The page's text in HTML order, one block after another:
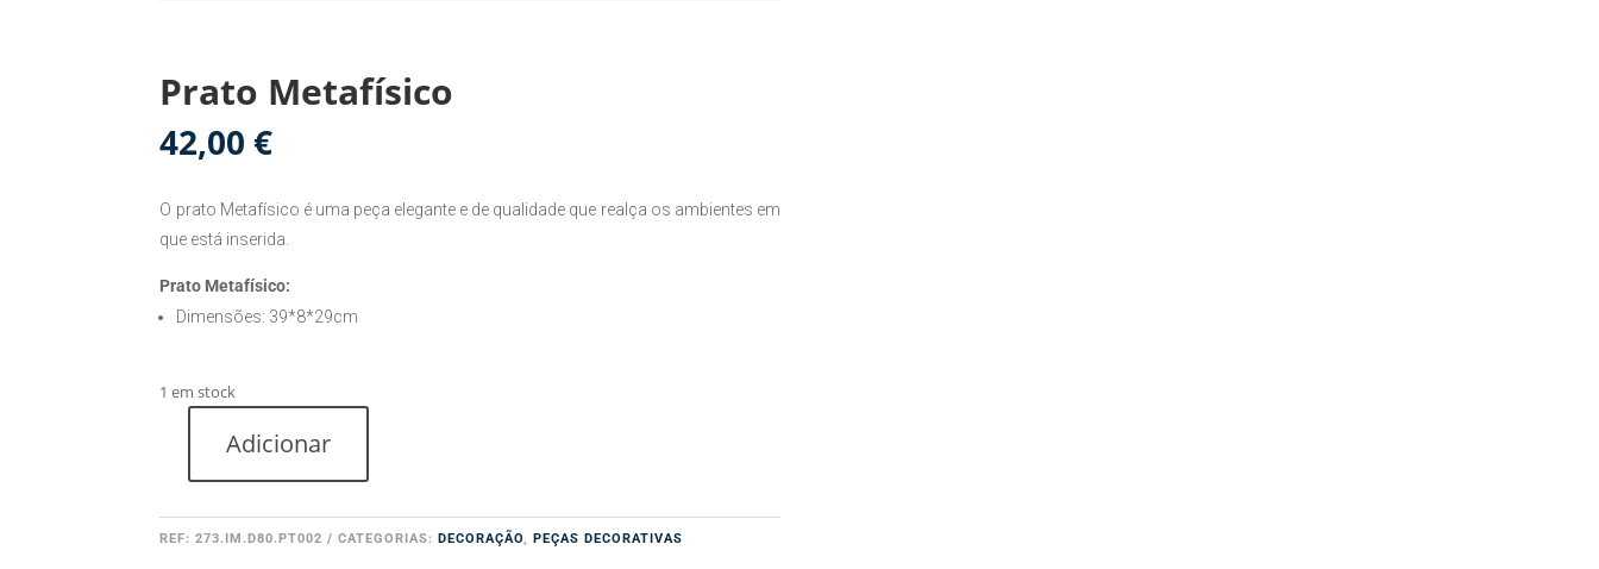
Prato Metafísico
42,00€
O prato Metafísico é uma peça elegante e de qualidade que realça os ambientes em
que está inserida.
Prato Metafísico:
Dimensões: 39*8*29cm
1 em stock
Quantidade
Prato
Metafísico
Adicionar
REF:273.IM.D80.PT002 CATEGORIAS: DECORAÇÃO, PEÇAS DECORATIVAS